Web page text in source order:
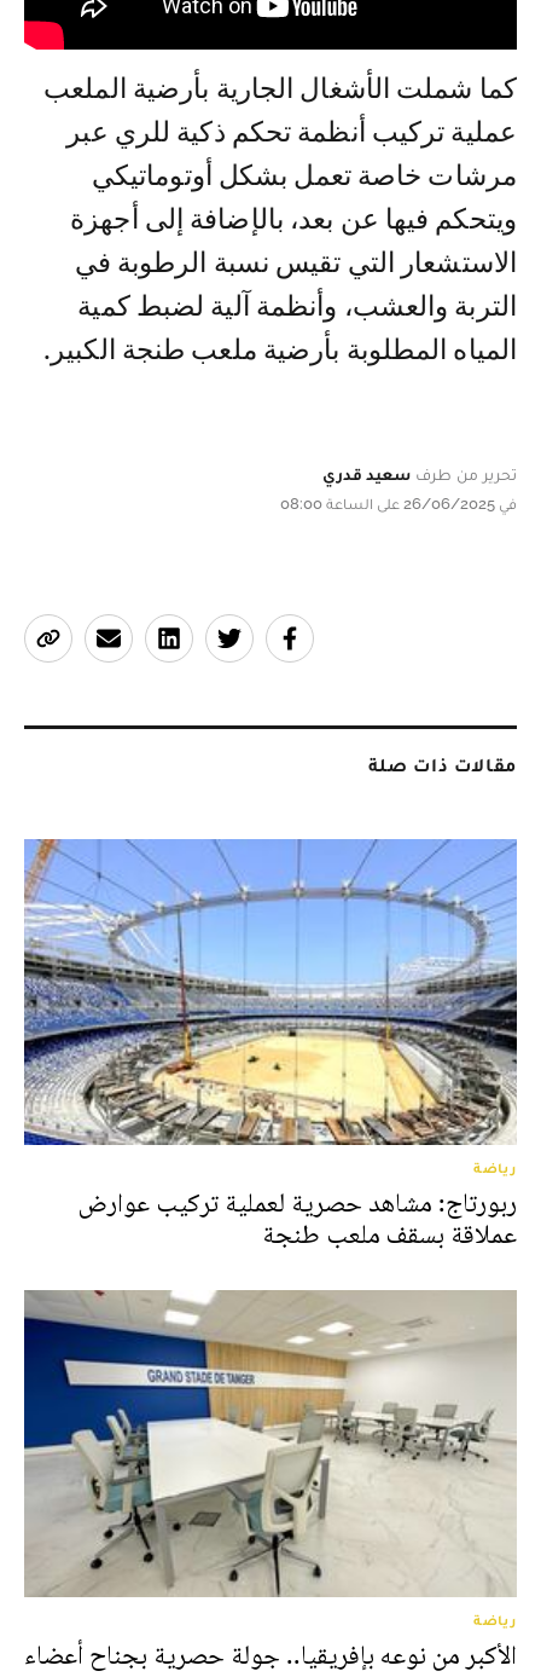
كما شملت الأشغال الجارية بأرضية الملعب
عملية تركيب أنظمة تحكم ذكية للري عبر
مرشات خاصة تعمل بشكل أوتوماتيكي
ويتحكم فيها عن بعد، بالإضافة إلى أجهزة
الاستشعار التي تقيس نسبة الرطوبة في
التربة والعشب، وأنظمة آلية لضبط كمية
المياه المطلوبة بأرضية ملعب طنجة الكبير.
تحرير من طرف سعيد قدري
في 26/06/2025 على الساعة 08:00
مقالات ذات صلة
رياضة
ربورتاج: مشاهد حصرية لعملية تركيب عوارض
عملاقة بسقف ملعب طنجة
رياضة
الأكبر من نوعه بإفريقيا.. جولة حصرية بجناح أعضاء